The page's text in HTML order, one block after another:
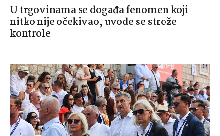
U trgovinama se događa fenomen koji
nitko nije očekivao, uvode se strože
kontrole